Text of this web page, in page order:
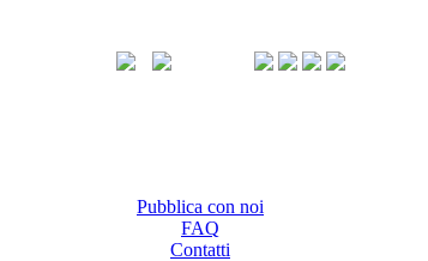
Pubblica con noi
FAQ
Contatti